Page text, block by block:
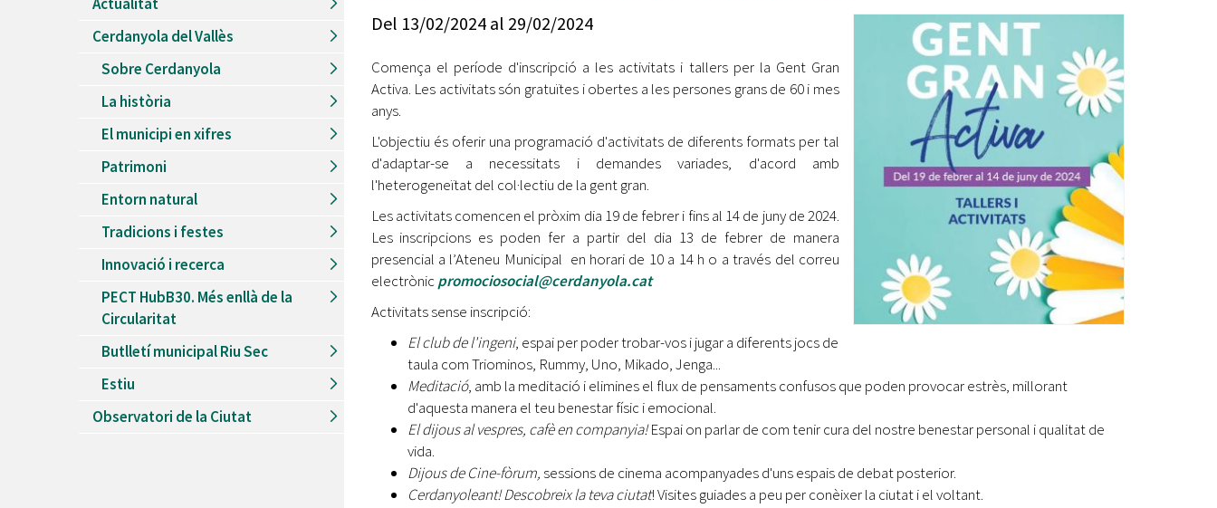
Recursos Humans
Ètica i Integritat
Retiment de Comptes
Accés a Informació Pública
Dades Obertes
Catàleg de Serveis i Tràmits
Del26/06/2026al30/08/2026
Patis oberts temporada d'estiu
Piscines d'estiu a Cerdanyola
Del01/06/2026al30/09/2026
Refugis climàtics a Cerdanyola
Jocs d'aigua del Parc Cordelles
Del01/07/2024al31/08/2026
Decorem! Conte 'La truita de nabius'
jove 2026
Cerdanyola opta a més de 5 milions d'euros del Pla de
Barris per transformar les Fontetes, Quatre Cantons i
l'entorn de l'avinguda Catalunya
El FIT presenta el cartell de la seva 16a edició i dona el
tret de sortida al festival
l'eclipsi solar
Equipaments
Mercats Municipals
Webs Municipals
Cerdanyola del Vallès
Sobre Cerdanyola
La història
El municipi en xifres
Patrimoni
Entorn natural
Tradicions i festes
Innovació i recerca
PECT HubB30. Més enllà de la
Circularitat
Butlletí municipal Riu Sec
Estiu
Observatori de la Ciutat
Del 13/02/2024al 29/02/2024
Comença el període d'inscripció a les activitats i tallers per la Gent Gran
Activa. Les activitats són gratuïtes i obertes a les persones grans de 60 i mes
anys.
L'objectiu és oferir una programació d'activitats de diferents formats per tal
d'adaptar-se a necessitats i demandes variades, d'acord amb
l'heterogeneïtat del col·lectiu de la gent gran.
Les activitats comencen el pròxim dia 19 de febrer i fins al 14 de juny de 2024.
Les inscripcions es poden fer a partir del dia 13 de febrer de manera
presencial a l’Ateneu Municipal en horari de 10 a 14 h o a través del correu
electrònicpromociosocial@cerdanyola.cat
Activitats sense inscripció:
El club de l'ingeni, espai per poder trobar-vos i jugar a diferents jocs de
taula com Triominos, Rummy, Uno, Mikado, Jenga...
Meditació, amb la meditació i elimines el flux de pensaments confusos que poden provocar estrès, millorant
d'aquesta manera el teu benestar físic i emocional.
El dijous al vespres, cafè en companyia!Espai on parlar de com tenir cura del nostre benestar personal i qualitat de
vida.
Dijous de Cine-fòrum,sessions de cinema acompanyades d'uns espais de debat posterior.
Cerdanyoleant! Descobreix la teva ciutat! Visites guiades a peu per conèixer la ciutat i el voltant.